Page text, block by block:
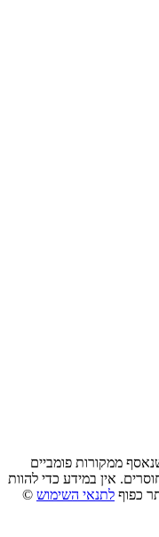
ממקורות פומביים
אין במידע כדי להוות
כפוף לתנאי השימוש ©